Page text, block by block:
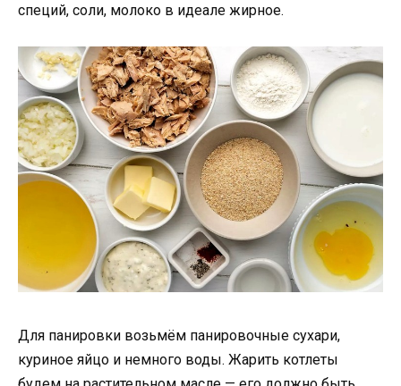
специй, соли, молоко в идеале жирное.
Для панировки возьмём панировочные сухари,
куриное яйцо и немного воды. Жарить котлеты